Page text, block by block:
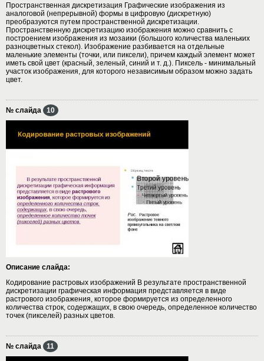
Пространственная дискретизация Графические изображения из
аналоговой (непрерывной) формы в цифровую (дискретную)
преобразуются путем пространственной дискретизации.
Пространственную дискретизацию изображения можно сравнить с
построением изображения из мозаики (большого количества маленьких
разноцветных стекол). Изображение разбивается на отдельные
маленькие элементы (точки, или пиксели), причем каждый элемент может
иметь свой цвет (красный, зеленый, синий и т. д.). Пиксель - минимальный
участок изображения, для которого независимым образом можно задать
цвет.
№ слайда 10
Описание слайда:
Кодирование растровых изображений В результате пространственной
дискретизации графическая информация представляется в виде
растрового изображения, которое формируется из определенного
количества строк, содержащих, в свою очередь, определенное количество
точек (пикселей) разных цветов.
№ слайда 11